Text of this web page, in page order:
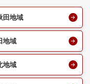
田地域
地域
地域